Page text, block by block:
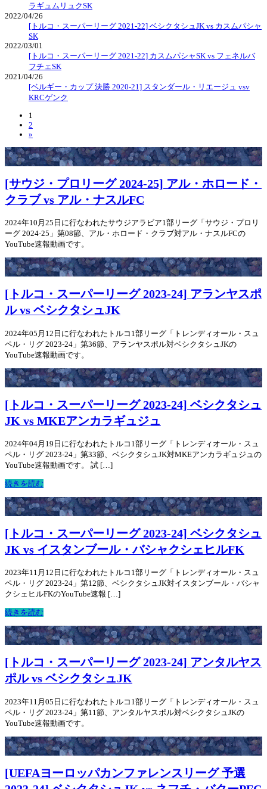
ラギュムリュクSK
2022/04/26
[トルコ・スーパーリーグ 2021-22] ベシクタシュJK vs カスムパシャ
SK
2022/03/01
[トルコ・スーパーリーグ 2021-22] カスムパシャSK vs フェネルバ
フチェSK
2021/04/26
[ベルギー・カップ 決勝 2020-21] スタンダール・リエージュ vsv
KRCゲンク
1
2
»
[サウジ・プロリーグ 2024-25] アル・ホロード・
クラブ vs アル・ナスルFC
2024年10月25日に行なわれたサウジアラビア1部リーグ「サウジ・プロリ
ーグ 2024-25」第08節、アル・ホロード・クラブ対アル・ナスルFCの
YouTube速報動画です。
[トルコ・スーパーリーグ 2023-24] アランヤスポ
ル vs ベシクタシュJK
2024年05月12日に行なわれたトルコ1部リーグ「トレンディオール・スュ
ペル・リグ 2023-24」第36節、アランヤスポル対ベシクタシュJKの
YouTube速報動画です。
[トルコ・スーパーリーグ 2023-24] ベシクタシュ
JK vs MKEアンカラギュジュ
2024年04月19日に行なわれたトルコ1部リーグ「トレンディオール・スュ
ペル・リグ 2023-24」第33節、ベシクタシュJK対MKEアンカラギュジュの
YouTube速報動画です。 試 […]
続きを読む
[トルコ・スーパーリーグ 2023-24] ベシクタシュ
JK vs イスタンブール・バシャクシェヒルFK
2023年11月12日に行なわれたトルコ1部リーグ「トレンディオール・スュ
ペル・リグ 2023-24」第12節、ベシクタシュJK対イスタンブール・バシャ
クシェヒルFKのYouTube速報 […]
続きを読む
[トルコ・スーパーリーグ 2023-24] アンタルヤス
ポル vs ベシクタシュJK
2023年11月05日に行なわれたトルコ1部リーグ「トレンディオール・スュ
ペル・リグ 2023-24」第11節、アンタルヤスポル対ベシクタシュJKの
YouTube速報動画です。
[UEFAヨーロッパカンファレンスリーグ 予選